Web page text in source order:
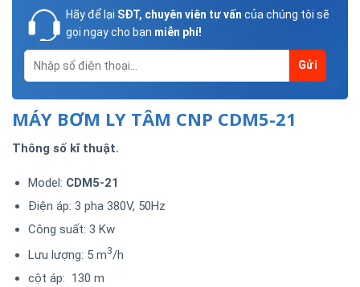
Hãy để lại SĐT, chuyên viên tư vấn của chúng tôi sẽ
gọi ngay cho bạn miễn phí!
MÁY BƠM LY TÂM CNP CDM5-21
Thông số kĩ thuật.
Model: CDM5-21
Điện áp: 3 pha 380V, 50Hz
Công suất: 3 Kw
Lưu lượng: 5 m3/h
cột áp: 130 m